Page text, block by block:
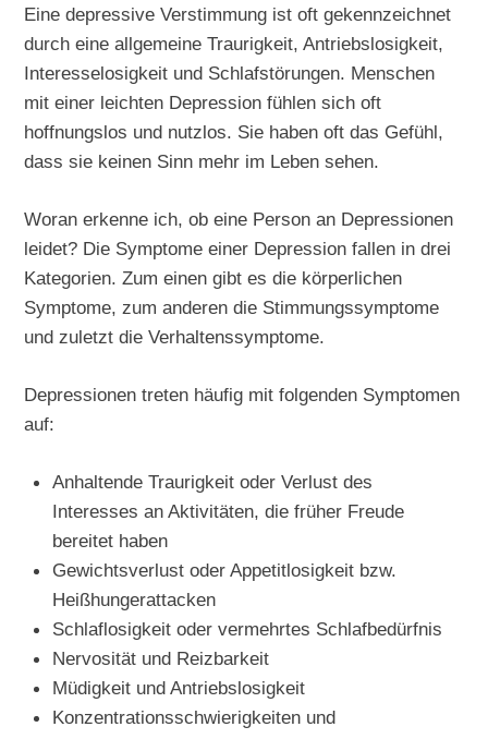
Eine depressive Verstimmung ist oft gekennzeichnet
durch eine allgemeine Traurigkeit, Antriebslosigkeit,
Interesselosigkeit und Schlafstörungen. Menschen
mit einer leichten Depression fühlen sich oft
hoffnungslos und nutzlos. Sie haben oft das Gefühl,
dass sie keinen Sinn mehr im Leben sehen.
Woran erkenne ich, ob eine Person an Depressionen
leidet? Die Symptome einer Depression fallen in drei
Kategorien. Zum einen gibt es die körperlichen
Symptome, zum anderen die Stimmungssymptome
und zuletzt die Verhaltenssymptome.
Depressionen treten häufig mit folgenden Symptomen
auf:
Anhaltende Traurigkeit oder Verlust des
Interesses an Aktivitäten, die früher Freude
bereitet haben
Gewichtsverlust oder Appetitlosigkeit bzw.
Heißhungerattacken
Schlaflosigkeit oder vermehrtes Schlafbedürfnis
Nervosität und Reizbarkeit
Müdigkeit und Antriebslosigkeit
Konzentrationsschwierigkeiten und